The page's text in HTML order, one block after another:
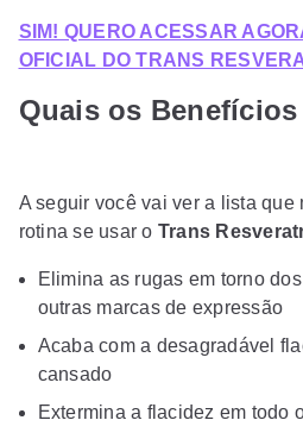
SIM! QUERO ACESSAR
OFICIAL DO TRANS
Quais os
A seguir você vai ver a lista que
rotina se usar o Trans
Elimina as rugas em torno
outras marcas de expressão
Acaba com a desagradável
cansado
Extermina a flacidez em todo